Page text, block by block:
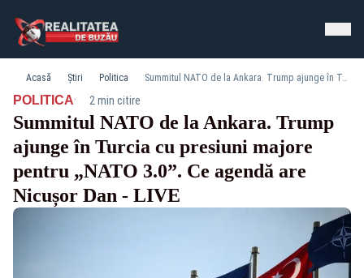
Acasă Știri Politica Summitul NATO de la Ankara. Trump ajunge în Turcia cu presiuni majore pentru „NATO 3.0”. Ce agendă are Nicușor Dan - LIVE
POLITICA· 2 min citire
Summitul NATO de la Ankara. Trump
ajunge în Turcia cu presiuni majore
pentru „NATO 3.0”. Ce agendă are
Nicușor Dan - LIVE